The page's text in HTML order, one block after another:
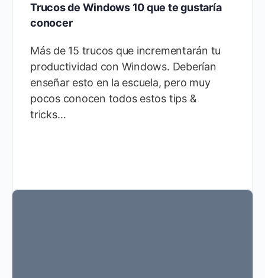
Trucos de Windows 10 que te gustaría
conocer
Más de 15 trucos que incrementarán tu
productividad con Windows. Deberían
enseñar esto en la escuela, pero muy
pocos conocen todos estos tips &
tricks…